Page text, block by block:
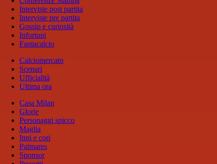
Interviste post partita
Interviste pre partita
Gossip e curiosità
Infortuni
Fantacalcio
Calciomercato
Scenari
Ufficialità
Ultima ora
Casa Milan
Glorie
Personaggi spicco
Maglia
Inni e cori
Palmares
Sponsor